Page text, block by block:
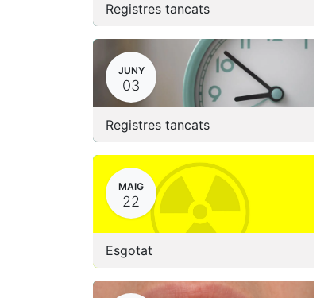
Registres tancats
JUNY
03
Registres tancats
MAIG
22
Esgotat